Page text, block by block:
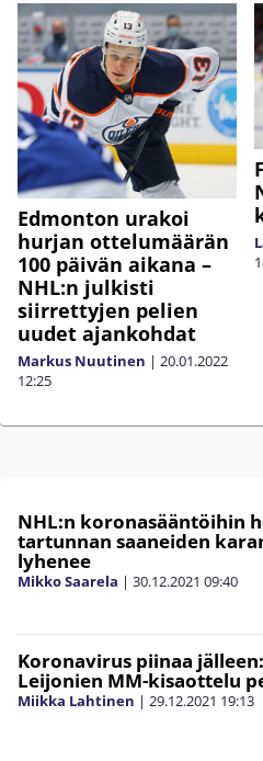
Edmonton urakoi
hurjan ottelumäärän
100 päivän aikana –
NHL:n julkisti
siirrettyjen pelien
uudet ajankohdat
Markus Nuutinen | 20.01.2022
12:25
NHL:n koronasääntöihin
tartunnan saaneiden
lyhenee
Mikko Saarela | 30.12.2021 09:40
Koronavirus piinaa
Leijonien MM-kisaottelu
Miikka Lahtinen | 29.12.2021 19:13